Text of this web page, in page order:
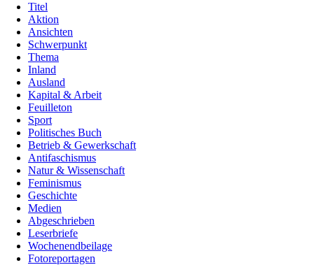
Titel
Aktion
Ansichten
Schwerpunkt
Thema
Inland
Ausland
Kapital & Arbeit
Feuilleton
Sport
Politisches Buch
Betrieb & Gewerkschaft
Antifaschismus
Natur & Wissenschaft
Feminismus
Geschichte
Medien
Abgeschrieben
Leserbriefe
Wochenendbeilage
Fotoreportagen